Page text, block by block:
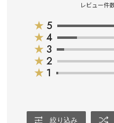
レビュー件
★ 5
★ 4
★ 3
★ 2
★ 1
絞り込み